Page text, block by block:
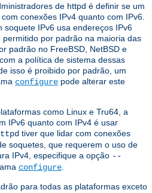
de httpd é definir se um
conexões IPv4 quanto com IPv6.
soquete IPv6 usa endereços IPv6
por padrão na maioria das
padrão no FreeBSD, NetBSD e
a política de sistema dessas
isso é proibido por padrão, um
configure pode alterar este
como Linux e Tru64, a
IPv6 quanto com IPv4 é usar
tiver que lidar com conexões
soquetes, que requerem o uso de
IPv4, especifique a opção --
configure
para todas as plataformas exceto